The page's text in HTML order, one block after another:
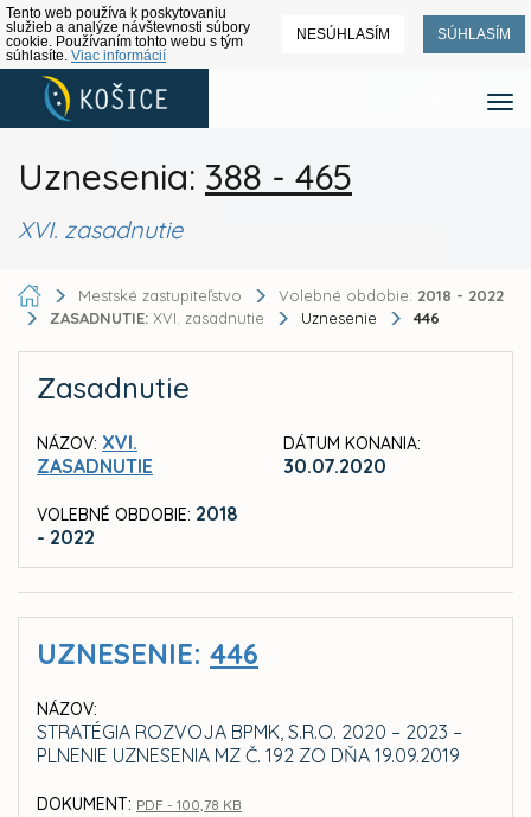
Tento web používa k poskytovaniu
služieb a analýze návštevnosti súbory
cookie. Používaním tohto webu s tým
súhlasíte. Viac informácií
NESÚHLASÍM SÚHLASÍM
Uznesenia: 388 - 465
XVI. zasadnutie
Mestské zastupiteľstvo Volebné obdobie: 2018 - 2022
ZASADNUTIE: XVI. zasadnutie Uznesenie 446
Zasadnutie
NÁZOV: XVI.
ZASADNUTIE
VOLEBNÉ OBDOBIE: 2018
- 2022
DÁTUM KONANIA:
30.07.2020
UZNESENIE: 446
NÁZOV:
STRATÉGIA ROZVOJA BPMK, S.R.O. 2020 – 2023 –
PLNENIE UZNESENIA MZ Č. 192 ZO DŇA 19.09.2019
DOKUMENT: PDF - 100,78 KB